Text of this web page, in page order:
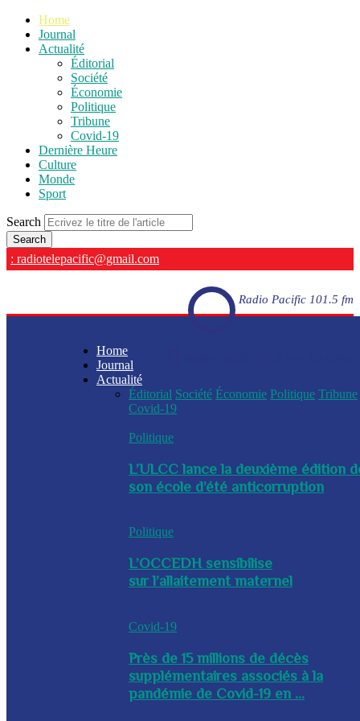
Home
Journal
Actualité
Éditorial
Société
Économie
Politique
Tribune
Covid-19
Dernière Heure
Culture
Monde
Sport
Search
: radiotelepacific@gmail.com
Radio Pacific 101.5 fm
Home
Journal
Actualité
Éditorial Société Économie Politique Tribune
Covid-19
Politique
L’ULCC lance la deuxième édition
son école d’été anticorruption
Politique
L’OCCEDH sensibilise
sur l’allaitement maternel
Covid-19
Près de 15 millions de décès
supplémentaires associés à la
pandémie de Covid-19 en ...